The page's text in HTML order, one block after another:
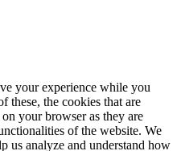
your experience while you
these, the cookies that are
your browser as they are
of the website. We
us analyze and understand how